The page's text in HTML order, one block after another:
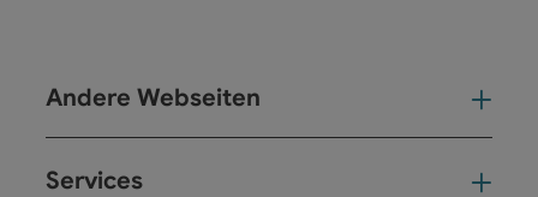
Andere Webseiten
Services